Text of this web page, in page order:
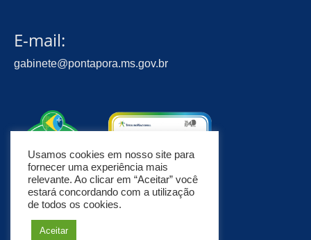
E-mail:
gabinete@pontapora.ms.gov.br
Usamos cookies em nosso site para
fornecer uma experiência mais
relevante. Ao clicar em “Aceitar” você
estará concordando com a utilização
de todos os cookies.
Aceitar